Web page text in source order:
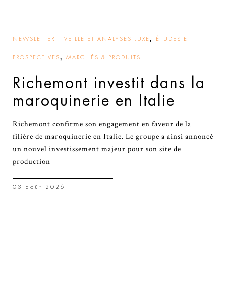
NEWSLETTER – VEILLE ET ANALYSES LUXE , ÉTUDES ET
PROSPECTIVES, MARCHÉS & PRODUITS
Richemont investit dans la
maroquinerie en Italie
Richemont confirme son engagement en faveur de la
filière de maroquinerie en Italie. Le groupe a ainsi annoncé
un nouvel investissement majeur pour son site de
production
03 août 2026